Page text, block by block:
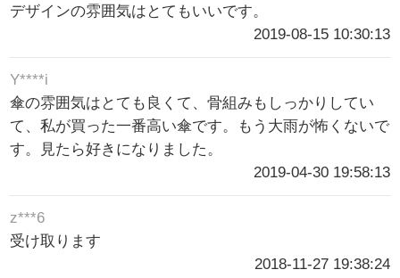
デザインの雰囲気はとてもいいです。
2019-08-15 10:30:13
Y****i
傘の雰囲気はとても良くて、骨組みもしっかりしてい
て、私が買った一番高い傘です。もう大雨が怖くないで
す。見たら好きになりました。
2019-04-30 19:58:13
z***6
受け取ります
2018-11-27 19:38:24